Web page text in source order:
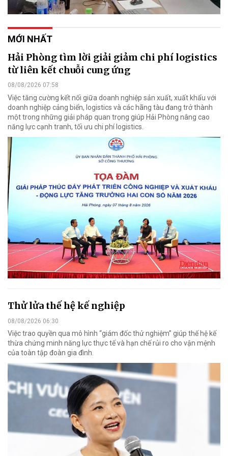
MỚI NHẤT
Hải Phòng tìm lời giải giảm chi phí logistics
từ liên kết chuỗi cung ứng
08/08/2026 07:58
Việc tăng cường kết nối giữa doanh nghiệp sản xuất, xuất khẩu với
doanh nghiệp cảng biển, logistics và các hãng tàu đang trở thành
một trong những giải pháp quan trọng giúp Hải Phòng nâng cao
năng lực cạnh tranh, tối ưu chi phí logistics.
Thử lửa thế hệ kế nghiệp
08/08/2026 06:30
Việc trao quyền qua mô hình “giám đốc thử nghiệm” giúp thế hệ kế
thừa chứng minh năng lực thực tế và hạn chế rủi ro cho vận mệnh
của toàn tập đoàn gia đình.